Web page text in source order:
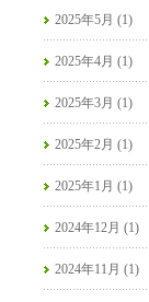
2025年5月 (1)
2025年4月 (1)
2025年3月 (1)
2025年2月 (1)
2025年1月 (1)
2024年12月 (1)
2024年11月 (1)